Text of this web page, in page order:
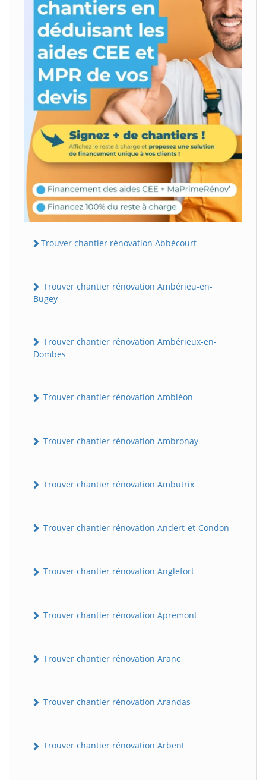
Trouver chantier rénovation Abbécourt
Trouver chantier rénovation Ambérieu-en-
Bugey
Trouver chantier rénovation Ambérieux-en-
Dombes
Trouver chantier rénovation Ambléon
Trouver chantier rénovation Ambronay
Trouver chantier rénovation Ambutrix
Trouver chantier rénovation Andert-et-Condon
Trouver chantier rénovation Anglefort
Trouver chantier rénovation Apremont
Trouver chantier rénovation Aranc
Trouver chantier rénovation Arandas
Trouver chantier rénovation Arbent